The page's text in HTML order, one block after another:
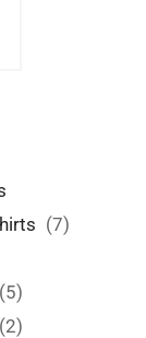
(7)
(5)
(2)